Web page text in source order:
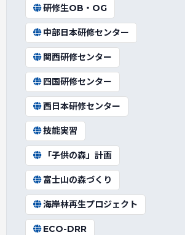
研修生OB・OG
中部日本研修センター
関西研修センター
四国研修センター
西日本研修センター
技能実習
「子供の森」計画
富士山の森づくり
海岸林再生プロジェクト
ECO-DRR